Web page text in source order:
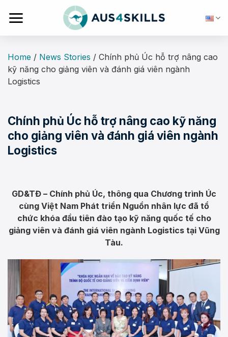
Home / News Stories / Chính phủ Úc hỗ trợ nâng cao
kỹ năng cho giảng viên và đánh giá viên ngành
Logistics
Chính phủ Úc hỗ trợ nâng cao kỹ năng
cho giảng viên và đánh giá viên ngành
Logistics
GD&TĐ – Chính phủ Úc, thông qua Chương trình Úc
cùng Việt Nam Phát triển Nguồn nhân lực đã tổ
chức khóa đầu tiên đào tạo kỹ năng quốc tế cho
giảng viên và đánh giá viên ngành Logistics tại Vũng
Tàu.